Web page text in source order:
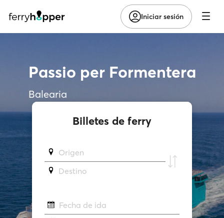
Iniciar sesión
Passio per Formentera
Balearia
Billetes de ferry
Origen
Destino
Fecha de ida